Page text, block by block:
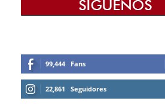
99,444 Fans
22,861 Seguidores